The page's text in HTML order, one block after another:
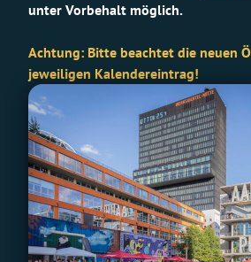
unter Vorbehalt möglich.
Achtung: Bitte beachtet die neuen
jeweiligen Kalendereintrag!